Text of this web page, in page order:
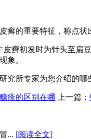
癣的重要特征，称点状
初发时为针头至扁豆
象。
所专家为您介绍的哪
疹的区别在哪 上一篇：
... [阅读全文]